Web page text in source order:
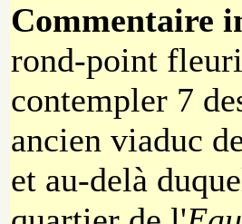
Commentaire
rond-point
contempler 7
ancien viaduc
et au-delà